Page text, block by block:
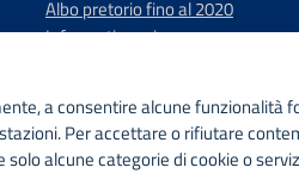
a consentire alcune funzionalità
Per accettare o rifiutare
alcune categorie di cookie o
Albo pretorio fino al 2020
Informativa privacy
Dichiarazione di accessibilità
Obiettivi di accessibilità
Attuazione misure PNRR